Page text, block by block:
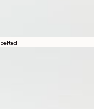
belted